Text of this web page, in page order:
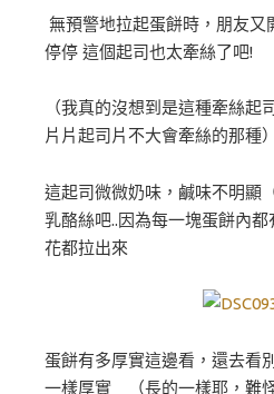
無預警地拉起蛋餅時，朋友
停停 這個起司也太牽絲了吧!
（我真的沒想到是這種牽絲
片片起司片不大會牽絲的那種）
這起司微微奶味，鹹味不明顯
乳酪絲吧..因為每一塊蛋餅內
花都拉出來
蛋餅有多厚實這邊看，還去看
一樣厚實 （長的一樣耶，難